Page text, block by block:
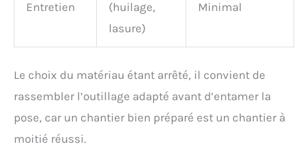
Entretien
(huilage,
lasure)
Minimal
Le choix du matériau étant arrêté, il convient de
rassembler l’outillage adapté avant d’entamer la
pose, car un chantier bien préparé est un chantier à
moitié réussi.